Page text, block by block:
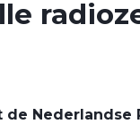
de Nederlandse